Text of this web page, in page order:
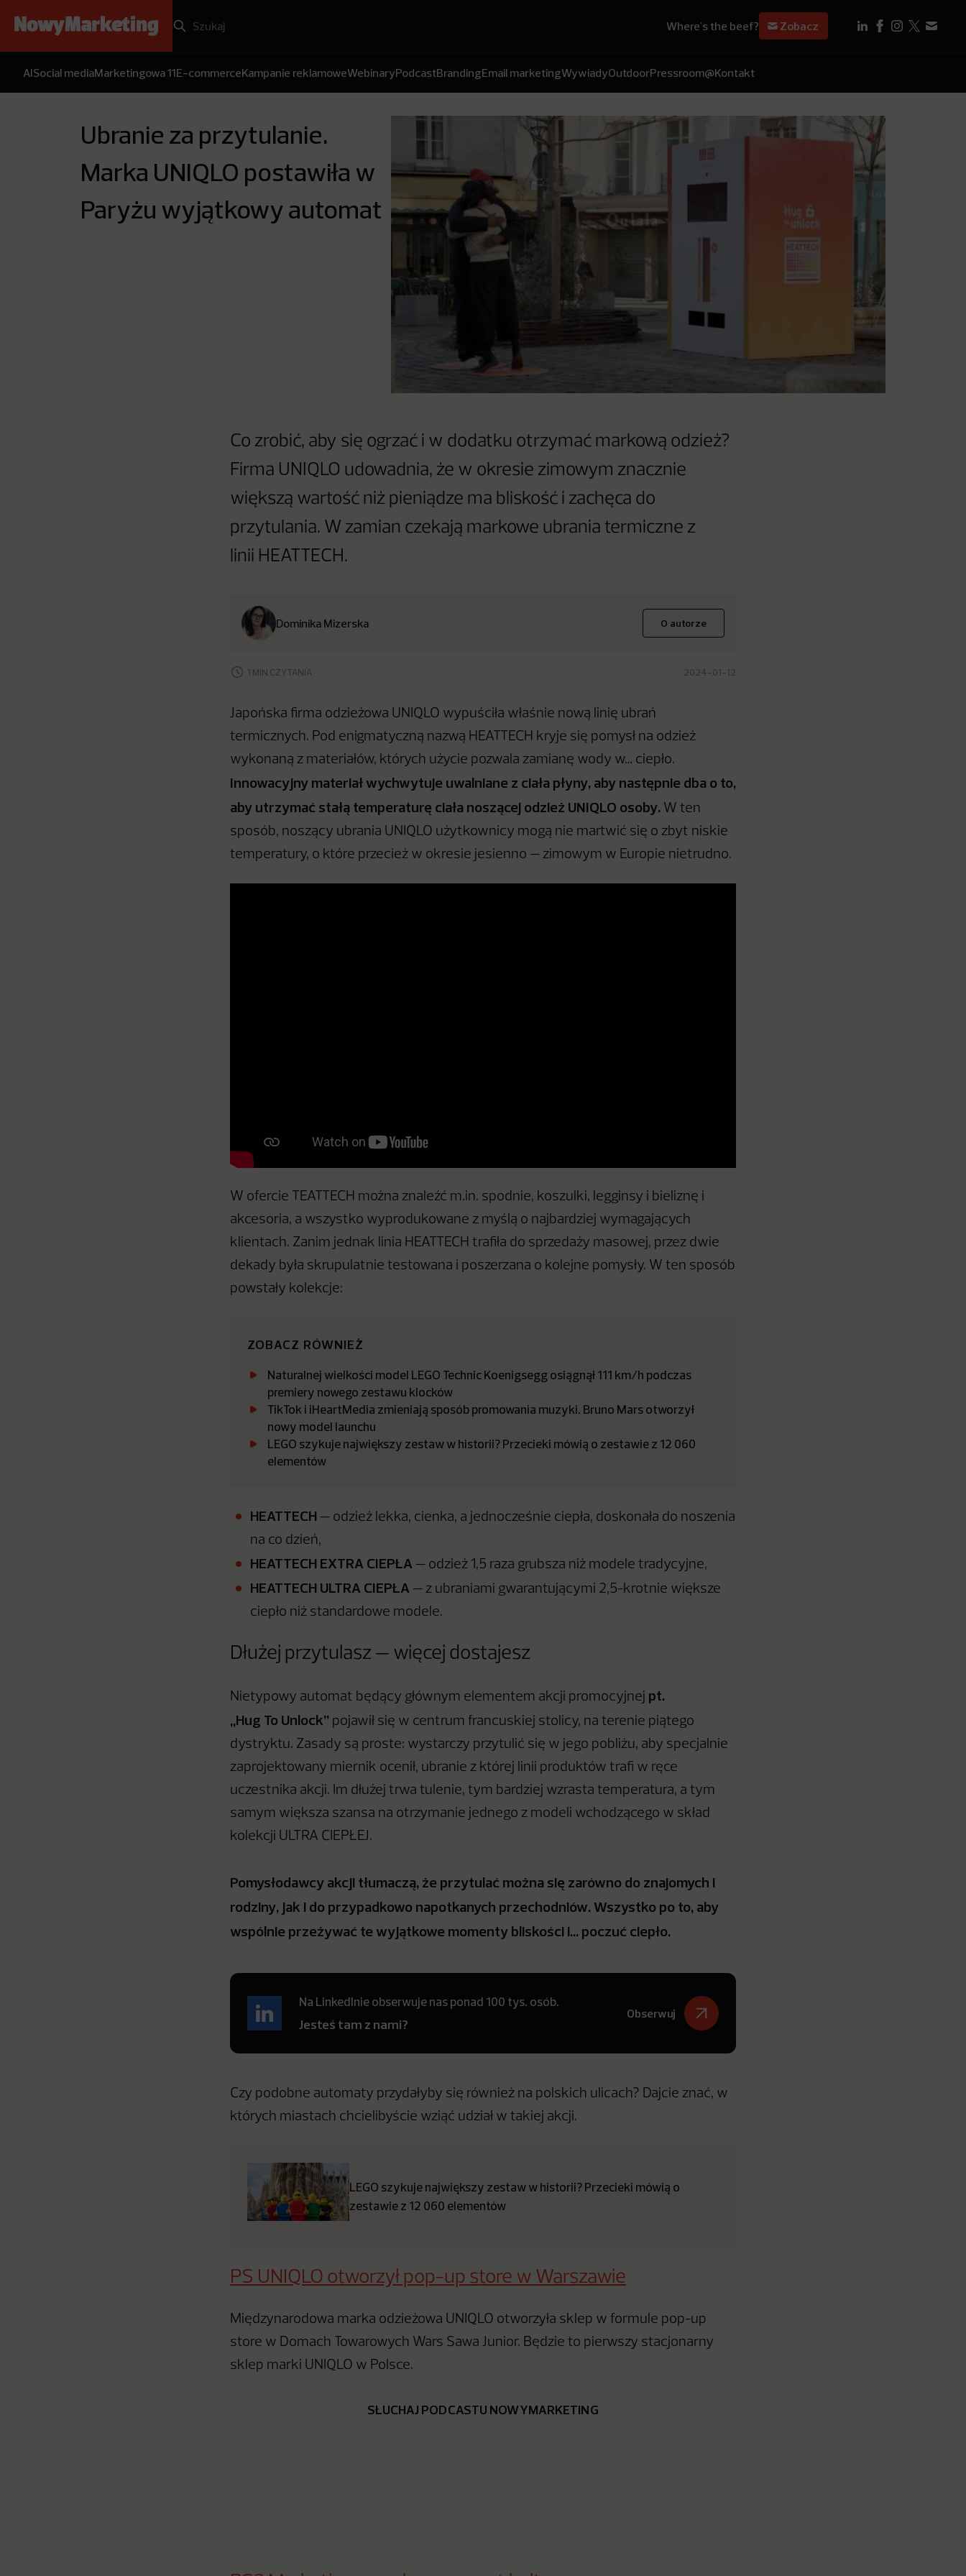
Where's the beef? Zobacz
AISocial mediaMarketingowa 11E-commerceKampanie reklamoweWebinaryPodcastBrandingEmail marketingWywiadyOutdoorPressroom@Kontakt
Ubranie za przytulanie.
Marka UNIQLO postawiła w
Paryżu wyjątkowy automat
Co zrobić, aby się ogrzać i w dodatku otrzymać markową odzież?
Firma UNIQLO udowadnia, że w okresie zimowym znacznie
większą wartość niż pieniądze ma bliskość i zachęca do
przytulania. W zamian czekają markowe ubrania termiczne z
linii HEATTECH.
Dominika Mizerska O autorze
1 MIN CZYTANIA 2024-01-12
Japońska firma odzieżowa UNIQLO wypuściła właśnie nową linię ubrań
termicznych. Pod enigmatyczną nazwą HEATTECH kryje się pomysł na odzież
wykonaną z materiałów, których użycie pozwala zamianę wody w… ciepło.
Innowacyjny materiał wychwytuje uwalniane z ciała płyny, aby następnie dba o to,
aby utrzymać stałą temperaturę ciała noszącej odzież UNIQLO osoby. W ten
sposób, noszący ubrania UNIQLO użytkownicy mogą nie martwić się o zbyt niskie
temperatury, o które przecież w okresie jesienno — zimowym w Europie nietrudno.
W ofercie TEATTECH można znaleźć m.in. spodnie, koszulki, legginsy i bieliznę i
akcesoria, a wszystko wyprodukowane z myślą o najbardziej wymagających
klientach. Zanim jednak linia HEATTECH trafiła do sprzedaży masowej, przez dwie
dekady była skrupulatnie testowana i poszerzana o kolejne pomysły. W ten sposób
powstały kolekcje:
ZOBACZ RÓWNIEŻ
Naturalnej wielkości model LEGO Technic Koenigsegg osiągnął 111 km/h podczas
premiery nowego zestawu klocków
TikTok i iHeartMedia zmieniają sposób promowania muzyki. Bruno Mars otworzył
nowy model launchu
LEGO szykuje największy zestaw w historii? Przecieki mówią o zestawie z 12 060
elementów
HEATTECH — odzież lekka, cienka, a jednocześnie ciepła, doskonała do noszenia
na co dzień,
HEATTECH EXTRA CIEPŁA — odzież 1,5 raza grubsza niż modele tradycyjne,
HEATTECH ULTRA CIEPŁA — z ubraniami gwarantującymi 2,5-krotnie większe
ciepło niż standardowe modele.
Dłużej przytulasz — więcej dostajesz
Nietypowy automat będący głównym elementem akcji promocyjnej pt.
„Hug To Unlock” pojawił się w centrum francuskiej stolicy, na terenie piątego
dystryktu. Zasady są proste: wystarczy przytulić się w jego pobliżu, aby specjalnie
zaprojektowany miernik ocenił, ubranie z której linii produktów trafi w ręce
uczestnika akcji. Im dłużej trwa tulenie, tym bardziej wzrasta temperatura, a tym
samym większa szansa na otrzymanie jednego z modeli wchodzącego w skład
kolekcji ULTRA CIEPŁEJ.
Pomysłodawcy akcji tłumaczą, że przytulać można się zarówno do znajomych i
rodziny, jak i do przypadkowo napotkanych przechodniów. Wszystko po to, aby
wspólnie przeżywać te wyjątkowe momenty bliskości i… poczuć ciepło.
Na LinkedInie obserwuje nas ponad 100 tys. osób.
Jesteś tam z nami?
Obserwuj
Czy podobne automaty przydałyby się również na polskich ulicach? Dajcie znać, w
których miastach chcielibyście wziąć udział w takiej akcji.
LEGO szykuje największy zestaw w historii? Przecieki mówią o
zestawie z 12 060 elementów
PS UNIQLO otworzył pop-up store w Warszawie
Międzynarodowa marka odzieżowa UNIQLO otworzyła sklep w formule pop-up
store w Domach Towarowych Wars Sawa Junior. Będzie to pierwszy stacjonarny
sklep marki UNIQLO w Polsce.
SŁUCHAJ PODCASTU NOWYMARKETING